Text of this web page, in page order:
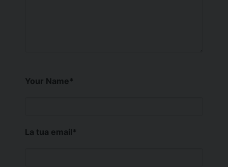
Your Name*
La tua email*